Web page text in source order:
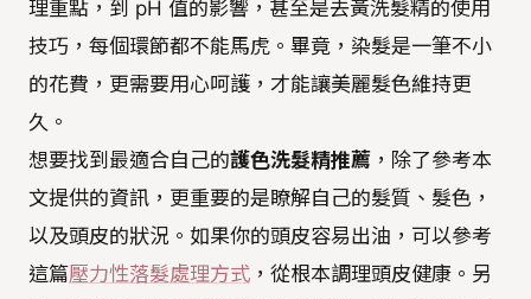
理重點，到 pH 值的影響，甚至是去黃洗髮精的使用
技巧，每個環節都不能馬虎。畢竟，染髮是一筆不小
的花費，更需要用心呵護，才能讓美麗髮色維持更
久。
想要找到最適合自己的護色洗髮精推薦 ，除了參考本
文提供的資訊，更重要的是瞭解自己的髮質、髮色，
以及頭皮的狀況。如果你的頭皮容易出油，可以參考
這篇壓力性落髮處理方式 ，從根本調理頭皮健康。另